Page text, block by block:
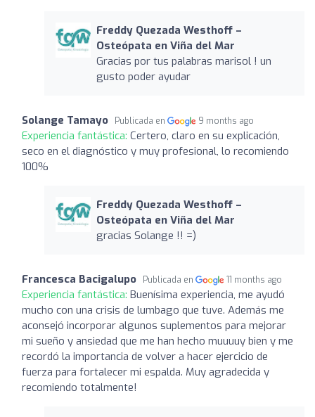
Freddy Quezada Westhoff –
Osteópata en Viña del Mar
Gracias por tus palabras marisol ! un
gusto poder ayudar
Solange Tamayo Publicada en 9 months ago
Experiencia fantástica: Certero, claro en su explicación,
seco en el diagnóstico y muy profesional, lo recomiendo
100%
Freddy Quezada Westhoff –
Osteópata en Viña del Mar
gracias Solange !! =)
Francesca Bacigalupo Publicada en 11 months ago
Experiencia fantástica: Buenísima experiencia, me ayudó
mucho con una crisis de lumbago que tuve. Además me
aconsejó incorporar algunos suplementos para mejorar
mi sueño y ansiedad que me han hecho muuuuy bien y me
recordó la importancia de volver a hacer ejercicio de
fuerza para fortalecer mi espalda. Muy agradecida y
recomiendo totalmente!